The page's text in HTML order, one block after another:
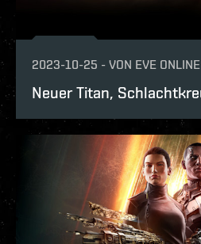
2023-10-25 - VON EVE
Neuer Titan,